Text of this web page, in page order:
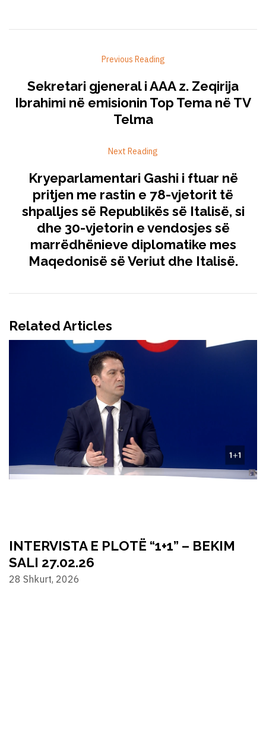
Previous Reading
Sekretari gjeneral i AAA z. Zeqirija
Ibrahimi në emisionin Top Tema në TV
Telma
Next Reading
Kryeparlamentari Gashi i ftuar në
pritjen me rastin e 78-vjetorit të
shpalljes së Republikës së Italisë, si
dhe 30-vjetorin e vendosjes së
marrëdhënieve diplomatike mes
Maqedonisë së Veriut dhe Italisë.
Related Articles
INTERVISTA E PLOTË “1+1” – BEKIM
SALI 27.02.26
28 Shkurt, 2026